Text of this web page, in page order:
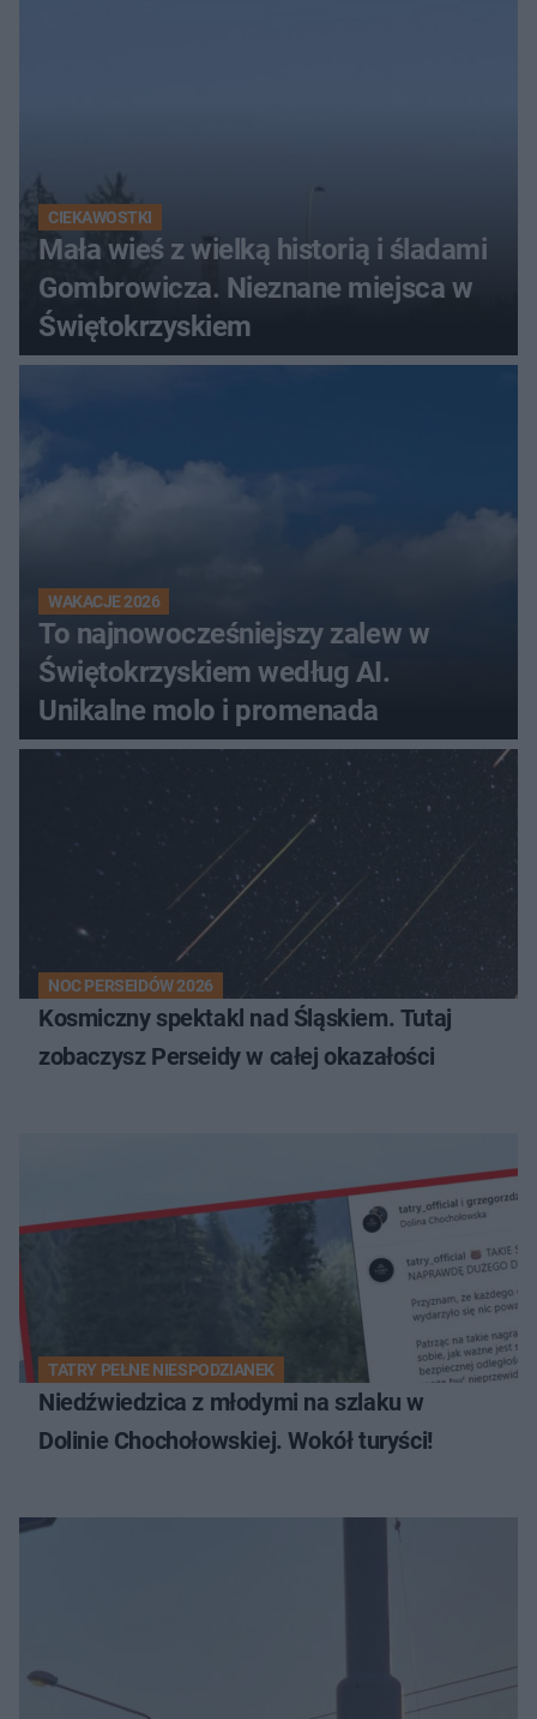
CIEKAWOSTKI
Mała wieś z wielką historią i śladami
Gombrowicza. Nieznane miejsca w
Świętokrzyskiem
WAKACJE 2026
To najnowocześniejszy zalew w
Świętokrzyskiem według AI.
Unikalne molo i promenada
NOC PERSEIDÓW 2026
Kosmiczny spektakl nad Śląskiem. Tutaj
zobaczysz Perseidy w całej okazałości
TATRY PEŁNE NIESPODZIANEK
Niedźwiedzica z młodymi na szlaku w
Dolinie Chochołowskiej. Wokół turyści!